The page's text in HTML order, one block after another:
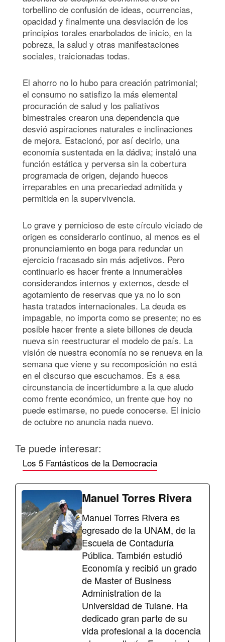
torbellino de confusión de ideas, ocurrencias,
opacidad y finalmente una desviación de los
principios torales enarbolados de inicio, en la
pobreza, la salud y otras manifestaciones
sociales, traicionadas todas.
El ahorro no lo hubo para creación patrimonial;
el consumo no satisfizo la más elemental
procuración de salud y los paliativos
bimestrales crearon una dependencia que
desvió aspiraciones naturales e inclinaciones
de mejora. Estacionó, por así decirlo, una
economía sustentada en la dádiva; instaló una
función estática y perversa sin la cobertura
programada de origen, dejando huecos
irreparables en una precariedad admitida y
permitida en la supervivencia.
Lo grave y pernicioso de este círculo viciado de
origen es considerarlo continuo, al menos es el
pronunciamiento en boga para redundar un
ejercicio fracasado sin más adjetivos. Pero
continuarlo es hacer frente a innumerables
considerandos internos y externos, desde el
agotamiento de reservas que ya no lo son
hasta tratados internacionales. La deuda es
impagable, no importa como se presente; no es
posible hacer frente a siete billones de deuda
nueva sin reestructurar el modelo de país. La
visión de nuestra economía no se renueva en la
semana que viene y su recomposición no está
en el discurso que escuchamos. Es a esa
circunstancia de incertidumbre a la que aludo
como frente económico, un frente que hoy no
puede estimarse, no puede conocerse. El inicio
de octubre no anuncia nada nuevo.
Te puede interesar:
Los 5 Fantásticos de la Democracia
Manuel Torres Rivera
Manuel Torres Rivera es
egresado de la UNAM, de la
Escuela de Contaduría
Pública. También estudió
Economía y recibió un grado
de Master of Business
Administration de la
Universidad de Tulane. Ha
dedicado gran parte de su
vida profesional a la docencia